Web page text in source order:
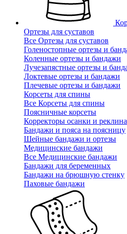
Ортезы для суставов
Все Ортезы для суставов
Голеностопные ортезы и
Коленные ортезы и бандажи
Лучезапястные ортезы и
Локтевые ортезы и бандажи
Плечевые ортезы и бандажи
Корсеты для спины
Все Корсеты для спины
Поясничные корсеты
Корректоры осанки и
Бандажи и пояса на поясницу
Шейные бандажи и ортезы
Медицинские бандажи
Все Медицинские бандажи
Бандажи для беременных
Бандажи на брюшную стенку
Паховые бандажи